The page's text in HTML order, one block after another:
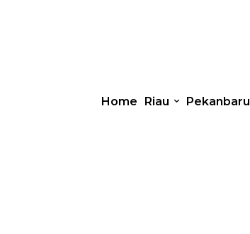
Home Riau Pekanbaru